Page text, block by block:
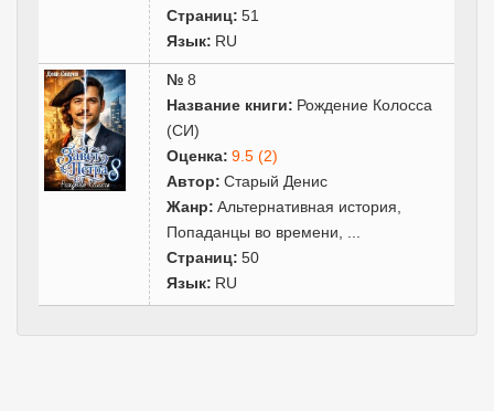
Страниц: 51
Язык: RU
№ 8
Название книги: Рождение Колосса
(СИ)
Оценка: 9.5 (2)
Автор: Старый Денис
Жанр: Альтернативная история
Попаданцы во времени
Страниц: 50
Язык: RU